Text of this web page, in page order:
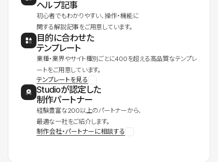
ヘルプ記事
初心者でもわかりやすい、操作・機能に
関する解説記事をご用意しています。
目的に合わせた
テンプレート
業種・業界やサイト種別ごとに400を超える高品質なテンプレ
ートをご用意しています。
テンプレートを見る
Studioが認定した
制作パートナー
経験豊富な200以上のパートナーから、
最適な一社をご紹介します。
制作会社・パートナーに相談する